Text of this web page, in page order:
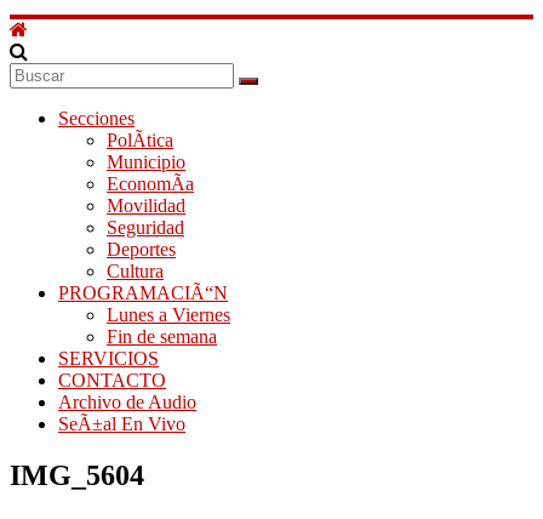
Secciones
PolÃ­tica
Municipio
EconomÃ­a
Movilidad
Seguridad
Deportes
Cultura
PROGRAMACIÃ“N
Lunes a Viernes
Fin de semana
SERVICIOS
CONTACTO
Archivo de Audio
SeÃ±al En Vivo
IMG_5604